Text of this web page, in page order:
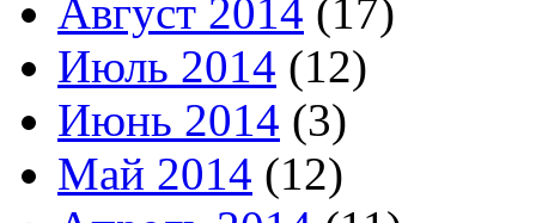
Август 2014 (17)
Июль 2014 (12)
Июнь 2014 (3)
Май 2014 (12)